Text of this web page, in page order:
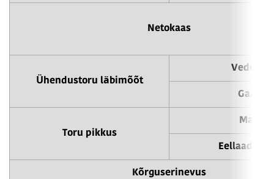
Netokaas
Ühendustoru läbimõõt
Vedelik
Gaas
Toru pikkus
Max
Kõrguserinevus